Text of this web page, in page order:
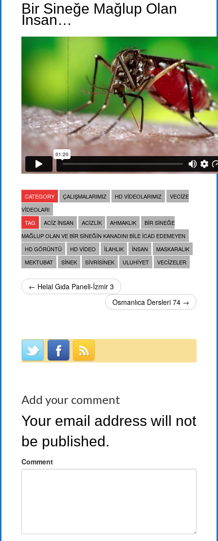
Bir Sineğe Mağlup Olan
İnsan…
CATEGORY ÇALIŞMALARIMIZ HD VIDEOLARIMIZ
VECIZE
VIDEOLARI
TAG
ACIZ INSAN ACIZLIK AHMAKLIK
BIR SINEĞE
MAĞLUP OLAN VE BIR SINEĞIN KANADINI BILE ICAD EDEMEYEN
HD GÖRÜNTÜ
HD VIDEO ILAHLIK INSAN
MASKARALIK
MEKTUBAT
SINEK SIVRISINEK ULUHIYET VECIZELER
← Helal Gıda Paneli-İzmir 3
Osmanlıca Dersleri 74 →
Add your comment
Your email address will not
be published.
Comment